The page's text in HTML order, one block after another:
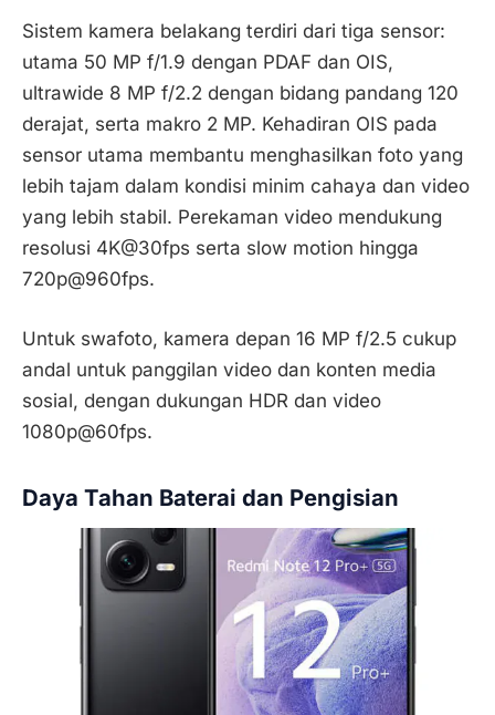
Sistem kamera belakang terdiri dari tiga sensor:
utama 50 MP f/1.9 dengan PDAF dan OIS,
ultrawide 8 MP f/2.2 dengan bidang pandang 120
derajat, serta makro 2 MP. Kehadiran OIS pada
sensor utama membantu menghasilkan foto yang
lebih tajam dalam kondisi minim cahaya dan video
yang lebih stabil. Perekaman video mendukung
resolusi 4K@30fps serta slow motion hingga
720p@960fps.
Untuk swafoto, kamera depan 16 MP f/2.5 cukup
andal untuk panggilan video dan konten media
sosial, dengan dukungan HDR dan video
1080p@60fps.
Daya Tahan Baterai dan Pengisian